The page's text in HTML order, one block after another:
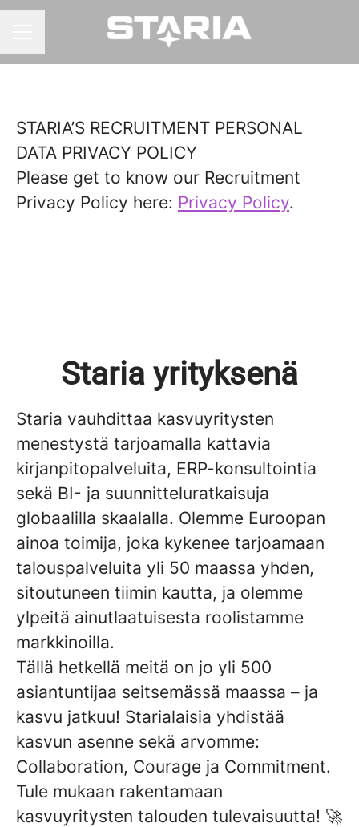
STARIA’S RECRUITMENT PERSONAL
DATA PRIVACY POLICY
Please get to know our Recruitment
Privacy Policy here: Privacy Policy.
Staria yrityksenä
Staria vauhdittaa kasvuyritysten
menestystä tarjoamalla kattavia
kirjanpitopalveluita, ERP-konsultointia
sekä BI- ja suunnitteluratkaisuja
globaalilla skaalalla. Olemme Euroopan
ainoa toimija, joka kykenee tarjoamaan
talouspalveluita yli 50 maassa yhden,
sitoutuneen tiimin kautta, ja olemme
ylpeitä ainutlaatuisesta roolistamme
markkinoilla.
Tällä hetkellä meitä on jo yli 500
asiantuntijaa seitsemässä maassa – ja
kasvu jatkuu! Starialaisia yhdistää
kasvun asenne sekä arvomme:
Collaboration, Courage ja Commitment.
Tule mukaan rakentamaan
kasvuyritysten talouden tulevaisuutta! 🚀